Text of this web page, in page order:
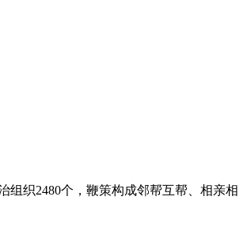
织2480个，鞭策构成邻帮互帮、相亲相